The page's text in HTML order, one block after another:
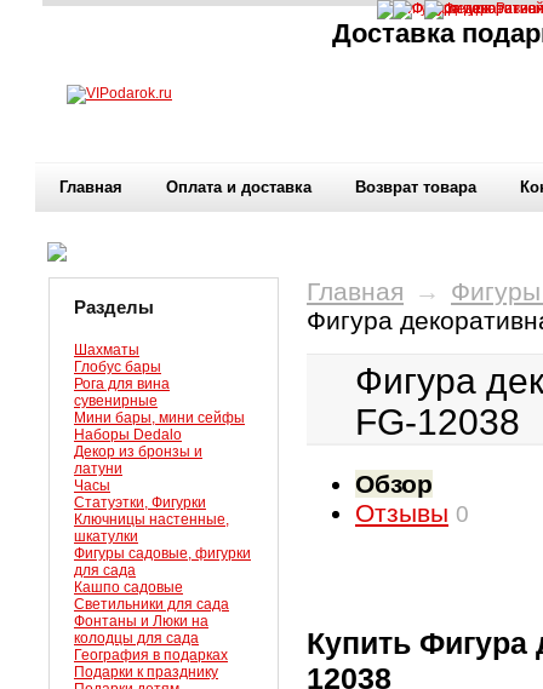
Доставка
Главная Оплата и доставка Возврат товара
Разделы
Шахматы
Глобус бары
Рога для вина
сувенирные
Мини бары, мини сейфы
Наборы Dedalo
Декор из бронзы и
латуни
Часы
Статуэтки, Фигурки
Ключницы настенные,
шкатулки
Фигуры садовые, фигурки
для сада
Кашпо садовые
Светильники для сада
Фонтаны и Люки на
колодцы для сада
География в подарках
Подарки к празднику
Главная →
Фигура
Фигура
FG-12038
Обзор
Отзывы 0
Купить Фигура
12038